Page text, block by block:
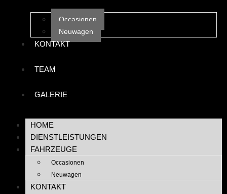
Occasionen
Neuwagen
KONTAKT
TEAM
GALERIE
HOME
DIENSTLEISTUNGEN
FAHRZEUGE
Occasionen
Neuwagen
KONTAKT